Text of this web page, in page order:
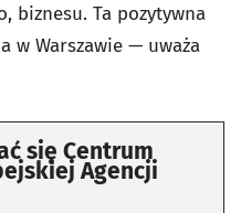
biznesu. Ta pozytywna
w Warszawie — uważa
się Centrum
Agencji